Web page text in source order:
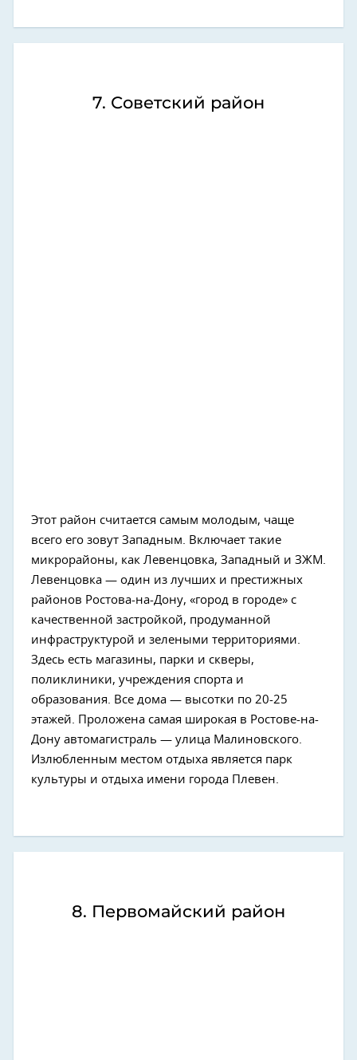
7. Советский район
Этот район считается самым молодым, чаще
всего его зовут Западным. Включает такие
микрорайоны, как Левенцовка, Западный и ЗЖМ.
Левенцовка — один из лучших и престижных
районов Ростова-на-Дону, «город в городе» с
качественной застройкой, продуманной
инфраструктурой и зелеными территориями.
Здесь есть магазины, парки и скверы,
поликлиники, учреждения спорта и
образования. Все дома — высотки по 20-25
этажей. Проложена самая широкая в Ростове-на-
Дону автомагистраль — улица Малиновского.
Излюбленным местом отдыха является парк
культуры и отдыха имени города Плевен.
8. Первомайский район